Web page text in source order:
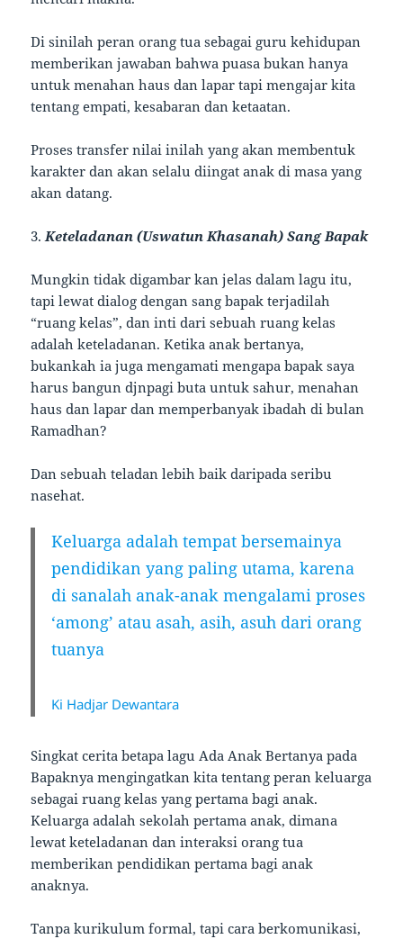
Di sinilah peran orang tua sebagai guru kehidupan
memberikan jawaban bahwa puasa bukan hanya
untuk menahan haus dan lapar tapi mengajar kita
tentang empati, kesabaran dan ketaatan.
Proses transfer nilai inilah yang akan membentuk
karakter dan akan selalu diingat anak di masa yang
akan datang.
3. Keteladanan (Uswatun Khasanah) Sang Bapak
Mungkin tidak digambar kan jelas dalam lagu itu,
tapi lewat dialog dengan sang bapak terjadilah
“ruang kelas”, dan inti dari sebuah ruang kelas
adalah keteladanan. Ketika anak bertanya,
bukankah ia juga mengamati mengapa bapak saya
harus bangun djnpagi buta untuk sahur, menahan
haus dan lapar dan memperbanyak ibadah di bulan
Ramadhan?
Dan sebuah teladan lebih baik daripada seribu
nasehat.
Keluarga adalah tempat bersemainya
pendidikan yang paling utama, karena
di sanalah anak-anak mengalami proses
‘among’ atau asah, asih, asuh dari orang
tuanya
Ki Hadjar Dewantara
Singkat cerita betapa lagu Ada Anak Bertanya pada
Bapaknya mengingatkan kita tentang peran keluarga
sebagai ruang kelas yang pertama bagi anak.
Keluarga adalah sekolah pertama anak, dimana
lewat keteladanan dan interaksi orang tua
memberikan pendidikan pertama bagi anak
anaknya.
Tanpa kurikulum formal, tapi cara berkomunikasi,